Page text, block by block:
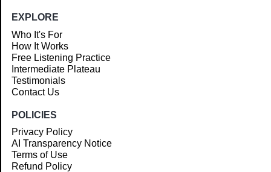
EXPLORE
Who It's For
How It Works
Free Listening Practice
Intermediate Plateau
Testimonials
Contact Us
POLICIES
Privacy Policy
AI Transparency Notice
Terms of Use
Refund Policy